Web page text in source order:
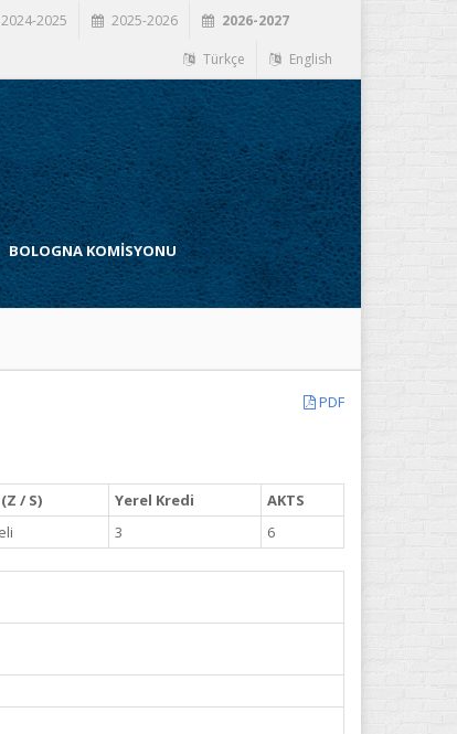
2024-2025 2025-2026 2026-2027
Türkçe English
BOLOGNA KOMİSYONU
PDF
/ S) Yerel Kredi
AKTS
3 6